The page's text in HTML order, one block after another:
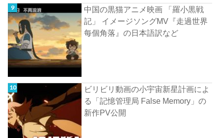
中国の黒猫アニメ映画 「羅小黒戦
記」 イメージソングMV『走過世界
每個角落』の日本語訳など
ビリビリ動画の小宇宙新星計画によ
る「記憶管理局 False Memory」の
新作PV公開